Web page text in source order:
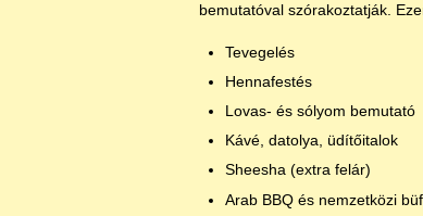
bemutatóval szórakoztatják.
Tevegelés
Hennafestés
Lovas- és sólyom bemutató
Kávé, datolya, üdítőitalok
Sheesha (extra felár)
Arab BBQ és nemzetközi